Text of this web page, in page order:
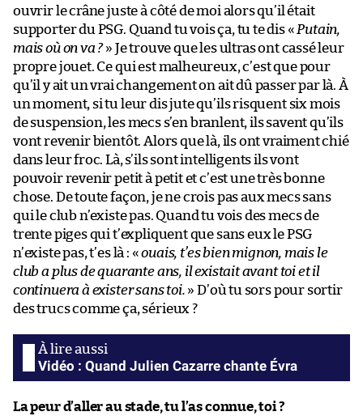
ouvrir le crâne juste à côté de moi alors qu’il était
supporter du PSG. Quand tu vois ça, tu te dis « Putain,
mais où on va ?» Je trouve que les ultras ont cassé leur
propre jouet. Ce qui est malheureux, c’est que pour
qu’il y ait un vrai changement on ait dû passer par là. À
un moment, si tu leur dis jute qu’ils risquent six mois
de suspension, les mecs s’en branlent, ils savent qu’ils
vont revenir bientôt. Alors que là, ils ont vraiment chié
dans leur froc. Là, s’ils sont intelligents ils vont
pouvoir revenir petit à petit et c’est une très bonne
chose. De toute façon, je ne crois pas aux mecs sans
qui le club n’existe pas. Quand tu vois des mecs de
trente piges qui t’expliquent que sans eux le PSG
n’existe pas, t’es là : «ouais, t’es bien mignon, mais le
club a plus de quarante ans, il existait avant toi et il
continuera à exister sans toi. » D’où tu sors pour sortir
des trucs comme ça, sérieux ?
Vidéo : Quand Julien Cazarre chante Évra
La peur d’aller au stade, tu l’as connue, toi ?